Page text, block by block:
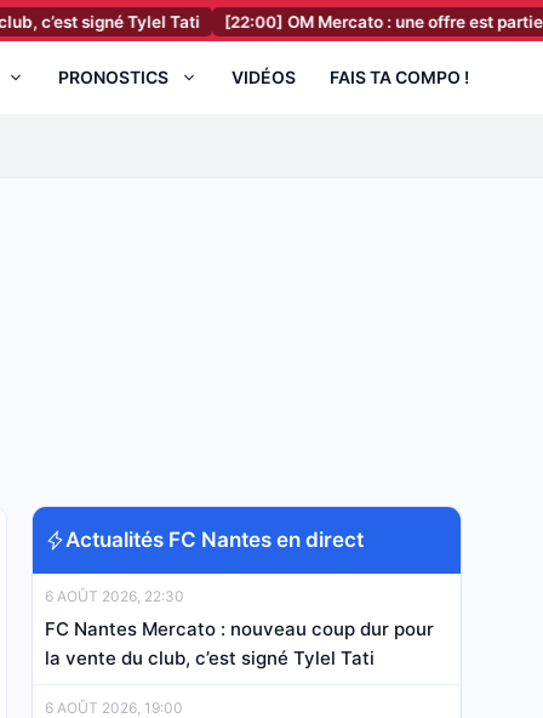
Tylel Tati [22:00] OM Mercato : une offre est partie pour un
PRONOSTICS VIDÉOS FAIS TA COMPO !
Actualités FC Nantes en direct
6 AOÛT 2026, 22:30
FC Nantes Mercato : nouveau coup dur pour
la vente du club, c’est signé Tylel Tati
6 AOÛT 2026, 19:00